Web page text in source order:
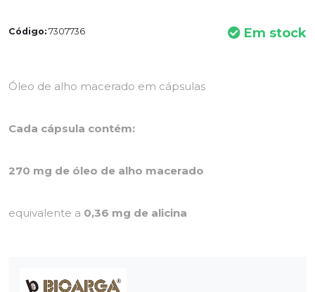
Código: 7307736 Em stock
Óleo de alho macerado em cápsulas
Cada cápsula contém:
270 mg de óleo de alho macerado
equivalente a 0,36 mg de alicina